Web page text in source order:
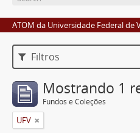
ATOM da Universidade Federal de
Filtros
Mostrando 1
Fundos e Coleções
UFV